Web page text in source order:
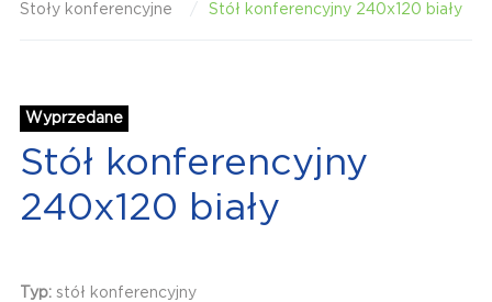
Stoły konferencyjne
Stół konferencyjny 240x120 biały
Wyprzedane
Stół konferencyjny
240x120 biały
Typ: stół konferencyjny